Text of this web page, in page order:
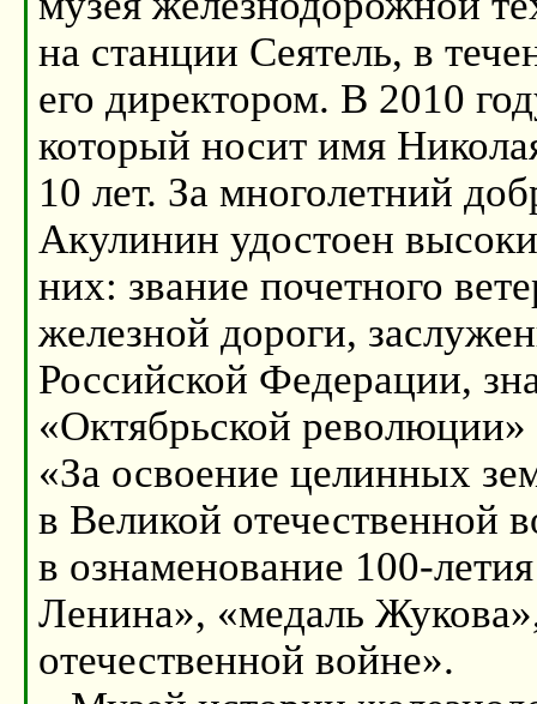
на станции Сеятель, в
его директором. В 2010
который носит имя
10 лет. За многолетний
Акулинин удостоен
них: звание почетного
железной дороги,
Российской Федерации,
«Октябрьской
«За освоение целинных
в Великой отечественной
в ознаменование 100-
Ленина», «медаль
отечественной войне».